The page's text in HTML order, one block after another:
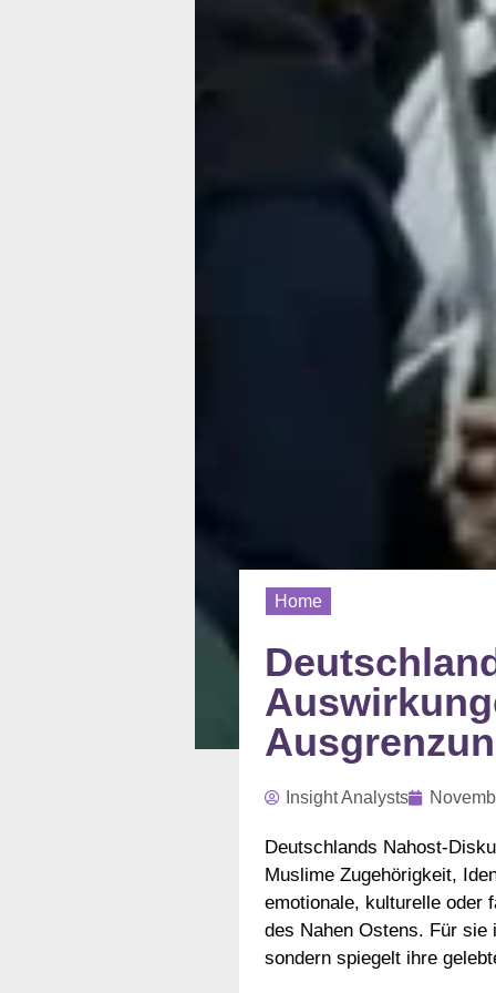
Home
Insight Analysts
Deutschlands Nahost-
Muslime Zugehörigkeit,
emotionale, kulturelle oder
des Nahen Ostens. Für
sondern spiegelt ihre